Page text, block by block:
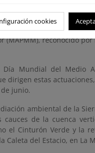
para la Transición
algunos de los
reconocido por
Mundial del Medio
dirigen estas
junio.
ambiental de la
de la cuenca
el Cinturón Verde y la
Caleta del Estacio, en La
cookies